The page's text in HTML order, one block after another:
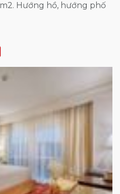
Hướng hồ, hướng phố